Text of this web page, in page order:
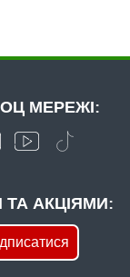
АКЦІЯМИ:
МЕРЕЖІ: